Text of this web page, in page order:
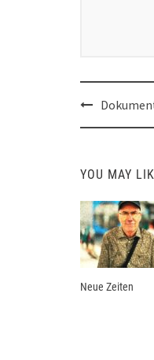
Post
YOU MAY
Neue Zeiten